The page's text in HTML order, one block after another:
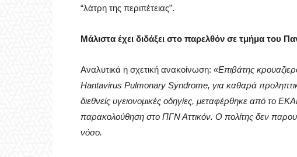
“λάτρη της περιπέτειας”.
Μάλιστα έχει διδάξει στο παρελθόν σε τμήμα του
Αναλυτικά η σχετική ανακοίνωση: «Επιβάτης
Hantavirus Pulmonary Syndrome, για καθαρά
διεθνείς υγειονομικές οδηγίες, μεταφέρθηκε από το
παρακολούθηση στο ΠΓΝ Αττικόν. Ο πολίτης δεν
νόσο.